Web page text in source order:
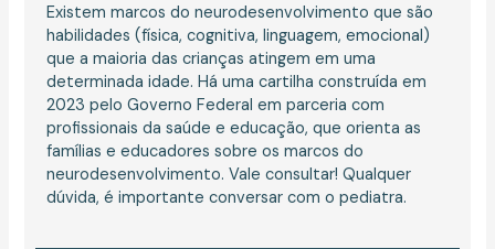
Existem marcos do neurodesenvolvimento que são
habilidades (física, cognitiva, linguagem, emocional)
que a maioria das crianças atingem em uma
determinada idade. Há uma cartilha construída em
2023 pelo Governo Federal em parceria com
profissionais da saúde e educação, que orienta as
famílias e educadores sobre os marcos do
neurodesenvolvimento. Vale consultar! Qualquer
dúvida, é importante conversar com o pediatra.